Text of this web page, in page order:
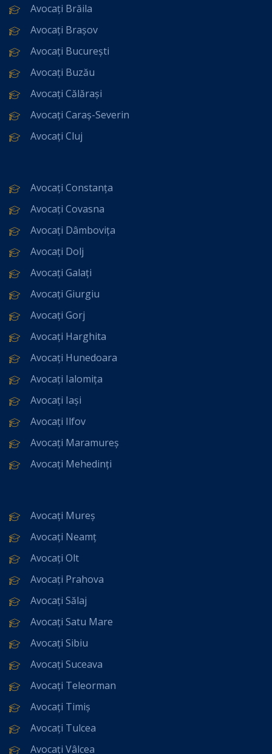
Avocați Brăila
Avocați Brașov
Avocați București
Avocați Buzău
Avocați Călărași
Avocați Caraș-Severin
Avocați Cluj
Avocați Constanța
Avocați Covasna
Avocați Dâmbovița
Avocați Dolj
Avocați Galați
Avocați Giurgiu
Avocați Gorj
Avocați Harghita
Avocați Hunedoara
Avocați Ialomița
Avocați Iași
Avocați Ilfov
Avocați Maramureș
Avocați Mehedinți
Avocați Mureș
Avocați Neamț
Avocați Olt
Avocați Prahova
Avocați Sălaj
Avocați Satu Mare
Avocați Sibiu
Avocați Suceava
Avocați Teleorman
Avocați Timiș
Avocați Tulcea
Avocați Vâlcea